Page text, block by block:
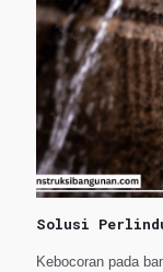
Solusi
Kebocoran pada